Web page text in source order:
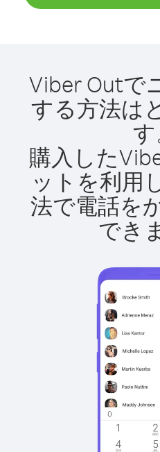
Viber Outで
する方法は
す
購入した
ットを利用
法で電話を
でき